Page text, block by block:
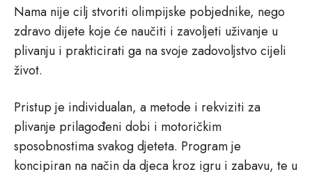
Nama nije cilj stvoriti olimpijske pobjednike, nego
zdravo dijete koje će naučiti i zavoljeti uživanje u
plivanju i prakticirati ga na svoje zadovoljstvo cijeli
život.
Pristup je individualan, a metode i rekviziti za
plivanje prilagođeni dobi i motoričkim
sposobnostima svakog djeteta. Program je
koncipiran na način da djeca kroz igru i zabavu, te u